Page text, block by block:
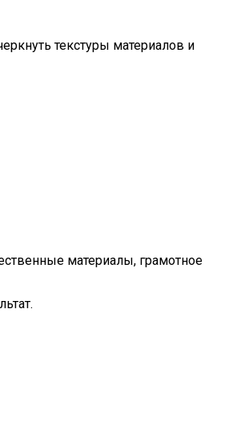
текстуры материалов и
материалы, грамотное